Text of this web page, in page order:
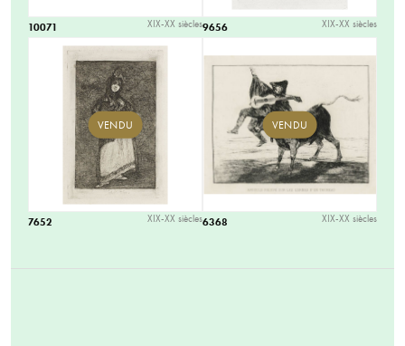
10071 XIX-XX siècles9656 XIX-XX siècles
VENDU
7652 XIX-XX siècles
VENDU
6368 XIX-XX siècles